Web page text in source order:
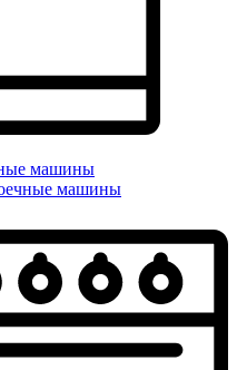
машины
машины